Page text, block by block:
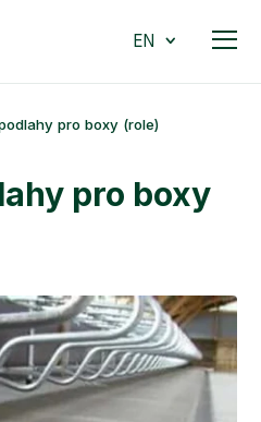
EN
pro boxy (role)